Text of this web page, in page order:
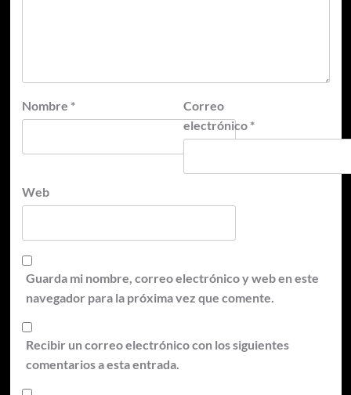
Nombre *
Correo
electrónico *
Web
Guarda mi nombre, correo electrónico y web en este
navegador para la próxima vez que comente.
Recibir un correo electrónico con los siguientes
comentarios a esta entrada.